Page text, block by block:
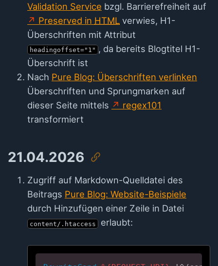
Validation Service bzgl. Barrierefreiheit auf
Preserved in HTML verwies, H1-
Überschriften mit Attribut
headingoffset="1" , da bereits Blogtitel H1-
Überschrift ist
Nach Pure Blog: Überschriften verlinken
Überschriften und Sprungmarken auf
dieser Seite mittels
regex101
transformiert
21.04.2026
Zugriff auf Markdown-Quelldatei des
Beitrags Pure Blog: Website-Beispiele
durch Hinzufügen einer Zeile in Datei
content/.htaccess erlaubt: